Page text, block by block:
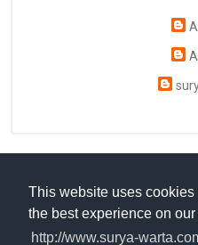
This website uses cookies
the best experience on
http://www.surya-